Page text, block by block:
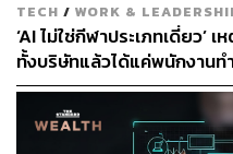
TECH / WORK &
‘AI ไม่ใช่กีฬาประเภทเดี่ยว’
ทั้งบริษัทแล้วได้แค่พนักงานท
เข้าใจ AI ผิดตั้งแต่ต้น